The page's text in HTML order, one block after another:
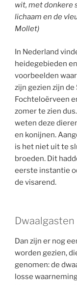
wit, met donkere
lichaam en de
Mollet)
In Nederland
heidegebieden
voorbeelden
zijn gezien zijn
Fochteloërveen
zomer te zien
weten deze
en konijnen.
is het niet uit te
broeden. Dit
eerste instantie
de visarend.
Dwaalgasten
Dan zijn er nog
worden gezien,
genomen: de
losse